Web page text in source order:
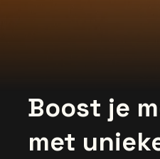
Boost je
met